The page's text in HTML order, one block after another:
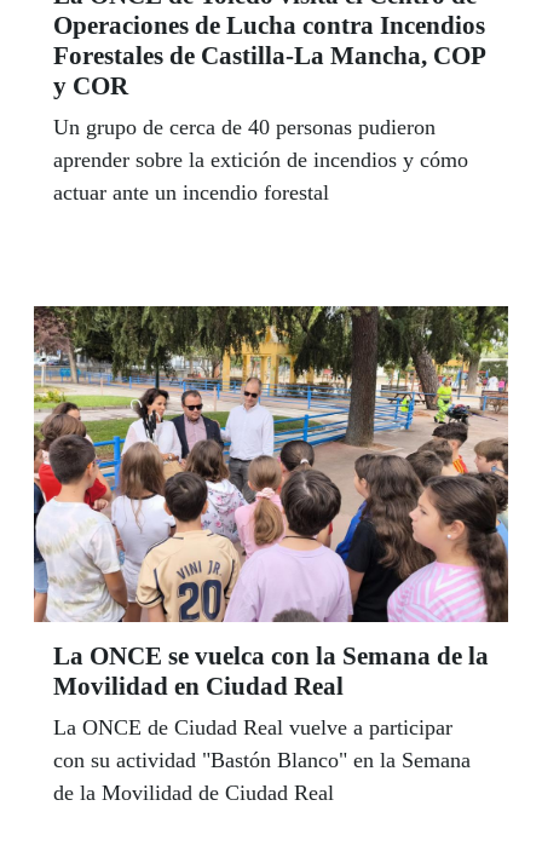
Operaciones de Lucha contra Incendios
Forestales de Castilla-La Mancha, COP
y COR
Un grupo de cerca de 40 personas pudieron
aprender sobre la extición de incendios y cómo
actuar ante un incendio forestal
La ONCE se vuelca con la Semana de la
Movilidad en Ciudad Real
La ONCE de Ciudad Real vuelve a participar
con su actividad "Bastón Blanco" en la Semana
de la Movilidad de Ciudad Real